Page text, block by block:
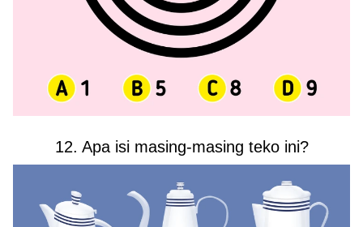
12. Apa isi masing-masing teko ini?